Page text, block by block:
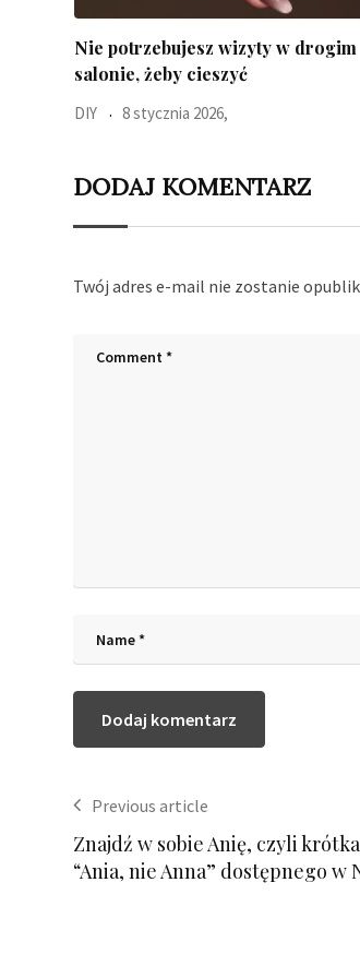
Ten błyskawiczny test pokaże jaki
Twój typ
Uroda 23 października 2025,
DODAJ KOMENTARZ
Twój adres e-mail nie zostanie
Previous article
Znajdź w sobie Anię, czyli
“Ania, nie Anna” dostępnego w